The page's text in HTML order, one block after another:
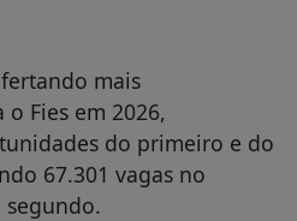
mais
o Fies em 2026,
do primeiro e do
67.301 vagas no
segundo.